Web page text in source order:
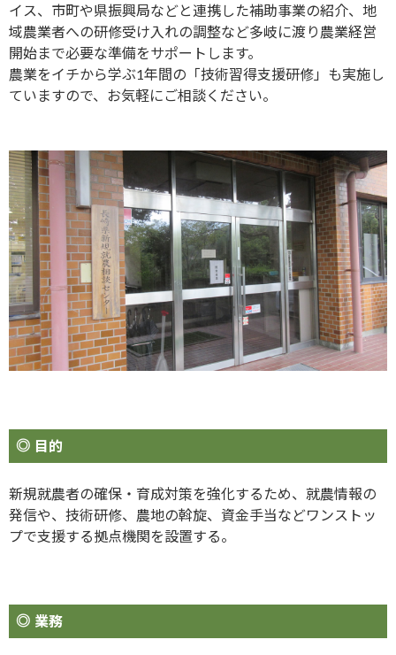
イス、市町や県振興局などと連携した補助事業の紹介、地
域農業者への研修受け入れの調整など多岐に渡り農業経営
開始まで必要な準備をサポートします。
農業をイチから学ぶ1年間の「技術習得支援研修」も実施し
ていますので、お気軽にご相談ください。
目的
新規就農者の確保・育成対策を強化するため、就農情報の
発信や、技術研修、農地の斡旋、資金手当などワンストッ
プで支援する拠点機関を設置する。
業務